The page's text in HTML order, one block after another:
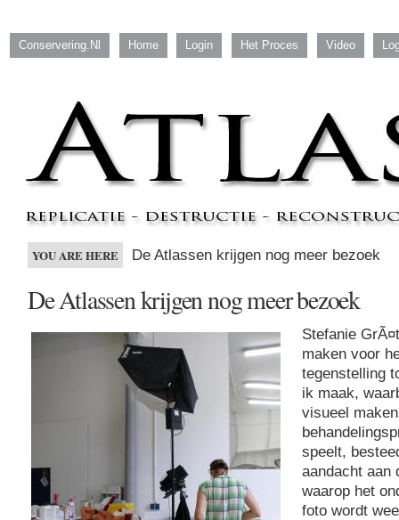
Conservering.nl Home Login Het Proces Video
YOU ARE HERE De Atlassen krijgen nog meer bezoek
De Atlassen krijgen nog meer bezoek
Stefanie
maken voor
tegenstelling
ik maak,
visueel
speelt,
aandacht aan
waarop het
foto wordt